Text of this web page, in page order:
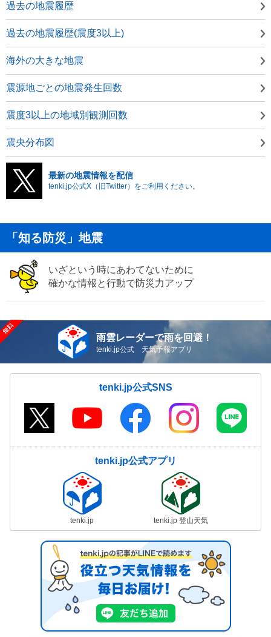
過去の地震履歴
過去の地震履歴(震度3以上)
海外の大きな地震
震源地ごとの地震発生回数
震度3以上の地域別観測回数
震央分布図
最新の地震情報を配信
tenki.jp公式X（旧Twitter）をご利用ください。
「知る防災」地震
いざという時にあわてないために
確かな情報と行動で防災力アップ
雨雲レーダーで雨を回避！
tenki.jp公式 天気予報アプリ
tenki.jp公式SNS
tenki.jp公式アプリ
tenki.jp tenki.jp 登山天気